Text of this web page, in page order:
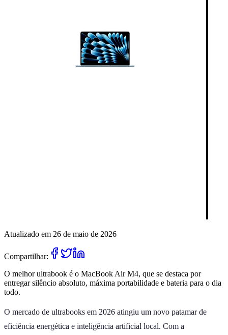
Atualizado em 26 de maio de 2026
Compartilhar:
O melhor ultrabook é o MacBook Air M4, que se destaca por
entregar silêncio absoluto, máxima portabilidade e bateria para o dia
todo.
O mercado de ultrabooks em 2026 atingiu um novo patamar de
eficiência energética e inteligência artificial local. Com a